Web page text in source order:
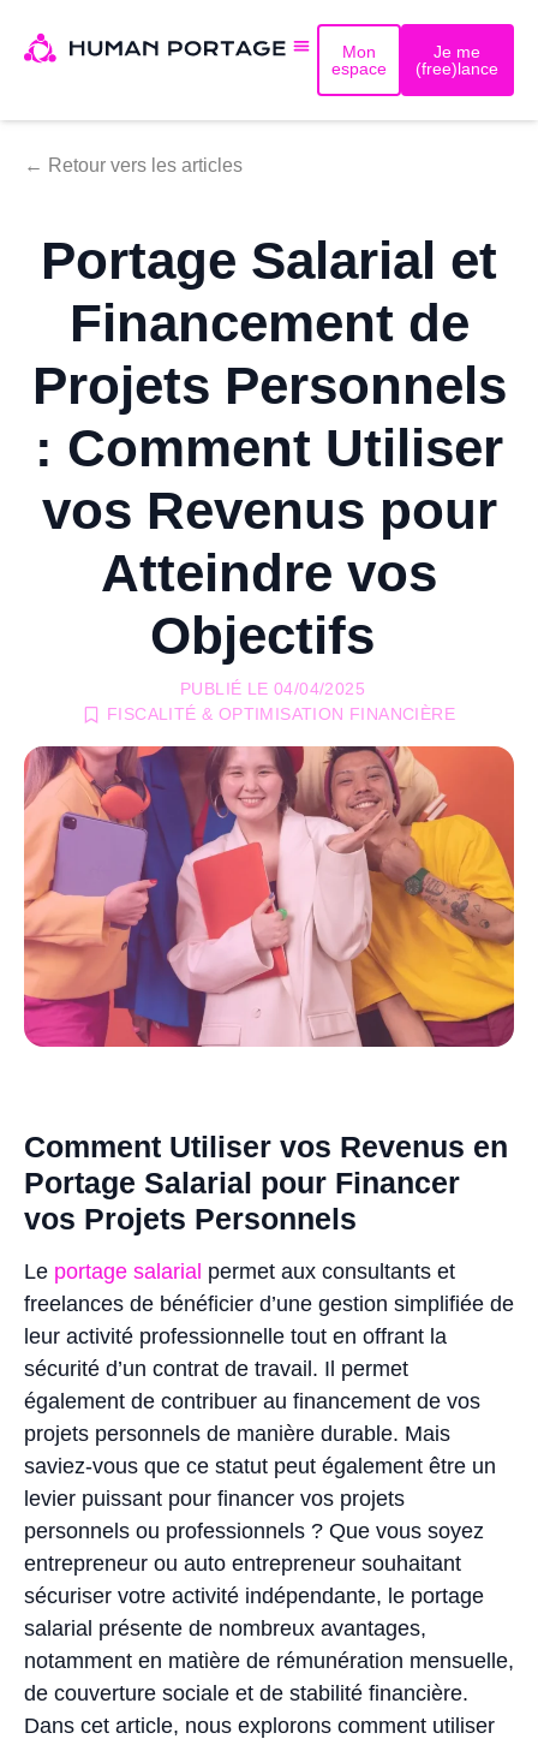
Mon
espace
Je me
(free)lance
← Retour vers les articles
Portage Salarial et
Financement de
Projets Personnels
: Comment Utiliser
vos Revenus pour
Atteindre vos
Objectifs
PUBLIÉ LE 04/04/2025
FISCALITÉ & OPTIMISATION FINANCIÈRE
Comment Utiliser vos Revenus en
Portage Salarial pour Financer
vos Projets Personnels
Le portage salarial permet aux consultants et
freelances de bénéficier d’une gestion simplifiée de
leur activité professionnelle tout en offrant la
sécurité d’un contrat de travail. Il permet
également de contribuer au financement de vos
projets personnels de manière durable. Mais
saviez-vous que ce statut peut également être un
levier puissant pour financer vos projets
personnels ou professionnels ? Que vous soyez
entrepreneur ou auto entrepreneur souhaitant
sécuriser votre activité indépendante, le portage
salarial présente de nombreux avantages,
notamment en matière de rémunération mensuelle,
de couverture sociale et de stabilité financière.
Dans cet article, nous explorons comment utiliser